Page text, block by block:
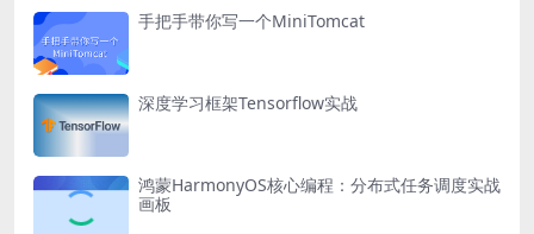
手把手带你写一个MiniTomcat
深度学习框架Tensorflow实战
鸿蒙HarmonyOS核心编程：分布式任务调度实战
画板